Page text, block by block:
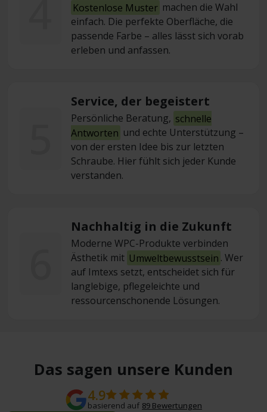
Kostenlose Muster machen die Wahl
einfach. Die perfekte Oberfläche, die
passende Farbe – alles lässt sich vorab
erleben und anfassen.
Service, der begeistert
Persönliche Beratung, schnelle
Antworten und echte Unterstützung –
von der ersten Idee bis zur letzten
Schraube. Hier fühlt sich jeder Kunde
verstanden.
Nachhaltig in die Zukunft
Moderne WPC-Produkte verbinden
Ästhetik mit Umweltbewusstsein . Wer
auf Imtexs setzt, entscheidet sich für
langlebige, pflegeleichte und
ressourcenschonende Lösungen.
Das sagen unsere Kunden
4.9
basierend auf 89 Bewertungen